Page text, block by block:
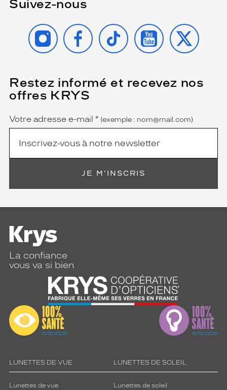
Suivez-nous
INSTAGRAMFACEBOOK
TIKTOK YOUTUBE
X
Restez informé et recevez nos
offres KRYS
Name
Votre adresse e-mail *
(Ce
champ
est
obligatoire)
(exemple : nom@mail.com)
JE M'INSCRIS
La confiance
vous va si bien
LUNETTES DE VUE
Lunettes de vue
LUNETTES DE SOLEIL
Lunettes de soleil